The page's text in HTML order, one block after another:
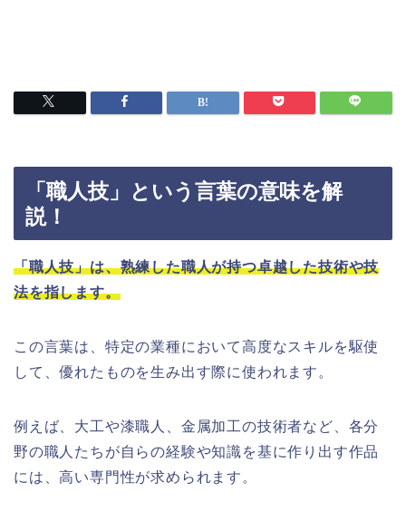
「職人技」という言葉の意味を解
説！
「職人技」は、熟練した職人が持つ卓越した技術や技
法を指します。
この言葉は、特定の業種において高度なスキルを駆使
して、優れたものを生み出す際に使われます。
例えば、大工や漆職人、金属加工の技術者など、各分
野の職人たちが自らの経験や知識を基に作り出す作品
には、高い専門性が求められます。